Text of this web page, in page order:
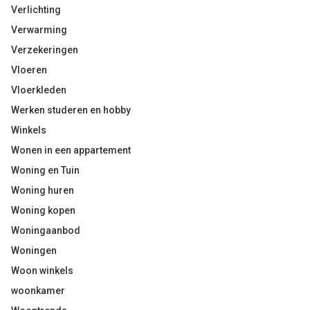
Verlichting
Verwarming
Verzekeringen
Vloeren
Vloerkleden
Werken studeren en hobby
Winkels
Wonen in een appartement
Woning en Tuin
Woning huren
Woning kopen
Woningaanbod
Woningen
Woon winkels
woonkamer